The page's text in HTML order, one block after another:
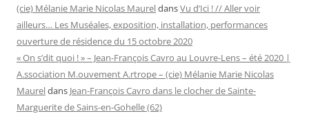
(cie) Mélanie Marie Nicolas MaureldansVu d’Ici ! // Aller voir
ailleurs… Les Muséales, exposition, installation, performances
ouverture de résidence du 15 octobre 2020
« On s’dit quoi ! » – Jean-François Cavro au Louvre-Lens – été 2020 |
A.ssociation M.ouvement A.rtrope – (cie) Mélanie Marie Nicolas
Maureldans Jean-François Cavro dans le clocher de Sainte-
Marguerite de Sains-en-Gohelle (62)